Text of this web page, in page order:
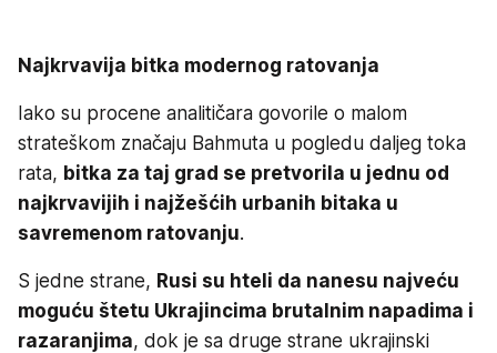
Najkrvavija bitka modernog ratovanja
Iako su procene analitičara govorile o malom
strateškom značaju Bahmuta u pogledu daljeg toka
rata, bitka za taj grad se pretvorila u jednu od
najkrvavijih i najžešćih urbanih bitaka u
savremenom ratovanju.
S jedne strane, Rusi su hteli da nanesu najveću
moguću štetu Ukrajincima brutalnim napadima i
razaranjima, dok je sa druge strane ukrajinski